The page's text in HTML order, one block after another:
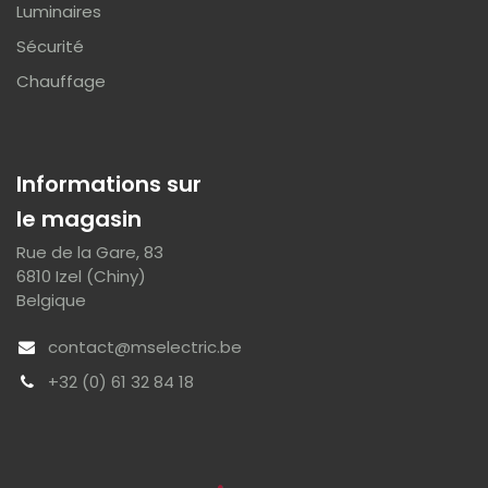
Informations sur
le magasin
Rue de la Gare, 83
6810 Izel (Chiny)
Belgique
contact@mselectric.be
+32 (0) 61 32 84 18
Luminaires
Sécurité
Chauffage